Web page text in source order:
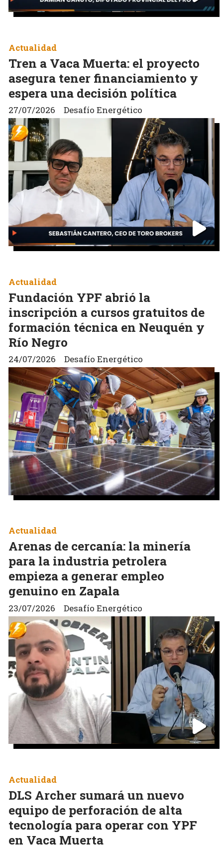
Tren a Vaca Muerta: el proyecto
asegura tener financiamiento y
espera una decisión política
Desafío Energético
Actualidad
27/07/2026
Fundación YPF abrió la
inscripción a cursos gratuitos de
formación técnica en Neuquén y
Río Negro
Desafío Energético
Actualidad
24/07/2026
Arenas de cercanía: la minería
para la industria petrolera
empieza a generar empleo
genuino en Zapala
Desafío Energético
Actualidad
23/07/2026
DLS Archer sumará un nuevo
equipo de perforación de alta
tecnología para operar con YPF
en Vaca Muerta
Actualidad